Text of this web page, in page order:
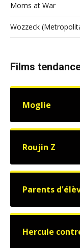
Moms at War
Wozzeck
Films
Moglie
Roujin Z
Parents
Hercule